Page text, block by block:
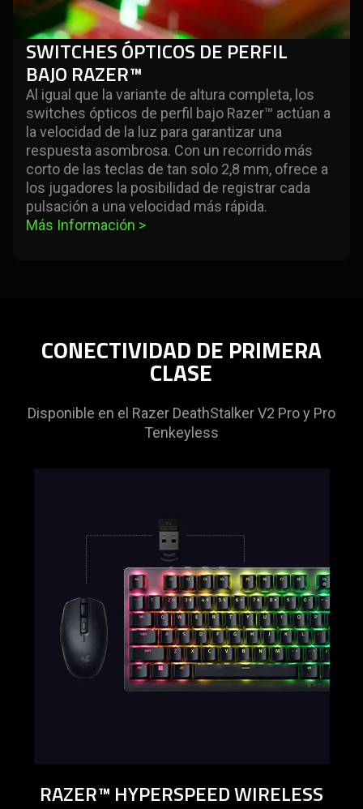
SWITCHES ÓPTICOS DE PERFIL
BAJO RAZER™
Al igual que la variante de altura completa, los
switches ópticos de perfil bajo Razer™ actúan a
la velocidad de la luz para garantizar una
respuesta asombrosa. Con un recorrido más
corto de las teclas de tan solo 2,8 mm, ofrece a
los jugadores la posibilidad de registrar cada
pulsación a una velocidad más rápida.
Más Información >
CONECTIVIDAD DE PRIMERA
CLASE
Disponible en el Razer DeathStalker V2 Pro y Pro
Tenkeyless
RAZER™ HYPERSPEED WIRELESS